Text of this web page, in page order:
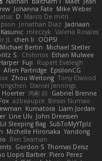
Johanna Fate Mike Weber
D Marco De mitri
Jonathan Diaz Jadriaan
mleczyk Valeria Rosales
JL chen li
OOPS!
Michael Bertin Michael Stetler
S. Chihirios Ethan Mulwee
Fuji
Rupert Eveleigh
Allen Partridge EpsilonCG
Zhou Weitong Tony Elwood
Daniel Jennings
Hoerter 鸿彬 邱 Gabriel Brenne
azbeaupre Binsei Numao
Kumatora Liam Jordan
Line Ulv John Dreessen
Lil Sleeping Bag SubToMyYTplz
Michelle Hironaka Yandong
Ben Seaman
Gordon S Thomas Deisz
Llopis Barber Piero Perez